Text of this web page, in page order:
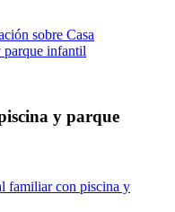
sobre Casa
infantil
y parque
familiar con piscina y